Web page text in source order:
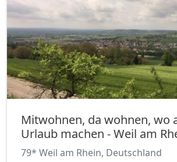
Mitwohnen, da wohnen, wo
Urlaub machen - Weil am
79* Weil am Rhein, Deutschland